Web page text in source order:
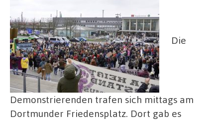
Die
Demonstrierenden trafen sich mittags am
Dortmunder Friedensplatz. Dort gab es